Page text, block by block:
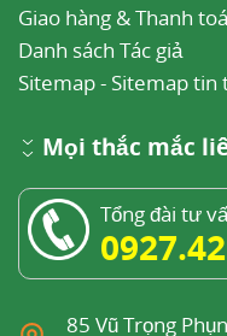
Giao hàng & Thanh
Danh sách Tác giả
Sitemap- Sitemap tin
Mọi thắc mắc
Tổng đài tư
85 Vũ Trọng